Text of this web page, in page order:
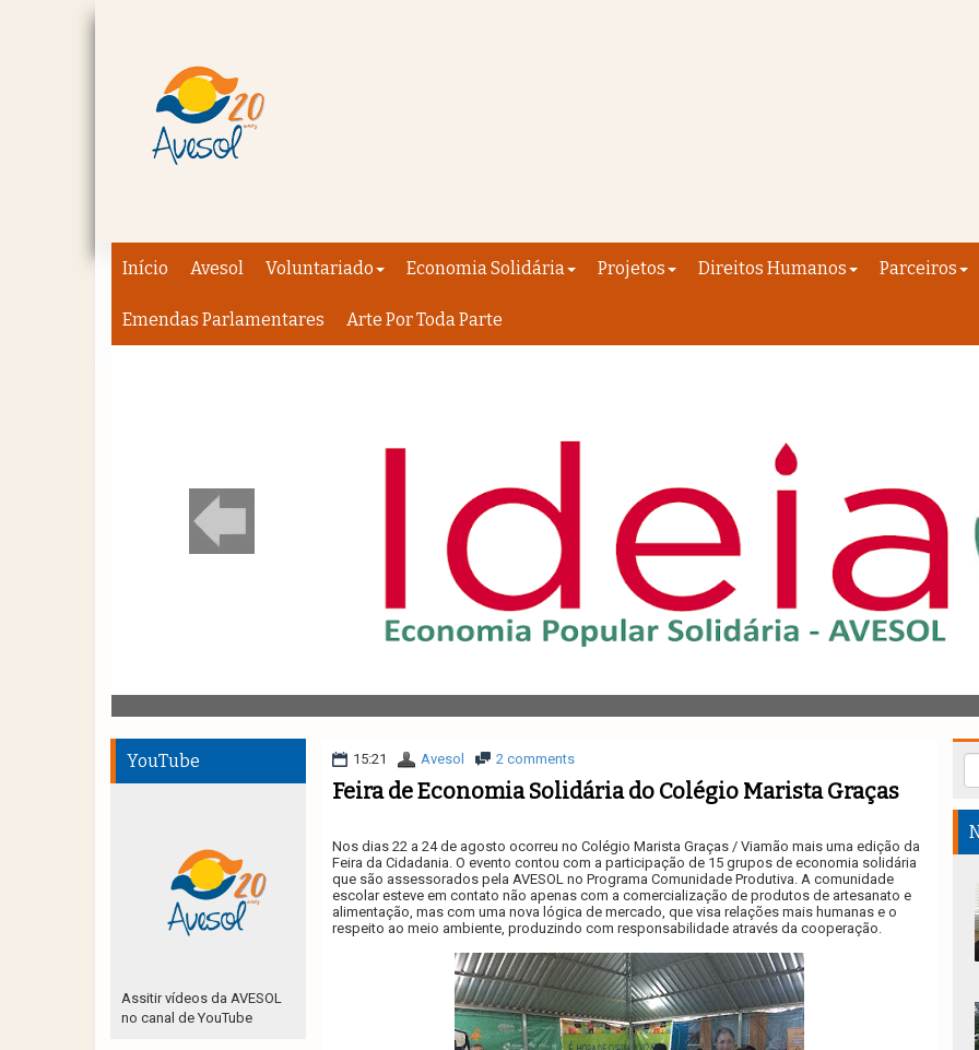
Início Avesol Voluntariado Economia Solidária Projetos Direitos Humanos Parceiros
Emendas Parlamentares Arte Por Toda Parte
15:21 Avesol 2 comments
Feira de Economia Solidária do Colégio Marista Graças
Nos dias 22 a 24 de agosto ocorreu no Colégio Marista Graças / Viamão mais uma edição da
Feira da Cidadania. O evento contou com a participação de 15 grupos de economia solidária
que são assessorados pela AVESOL no Programa Comunidade Produtiva. A comunidade
escolar esteve em contato não apenas com a comercialização de produtos de artesanato e
alimentação, mas com uma nova lógica de mercado, que visa relações mais humanas e o
respeito ao meio ambiente, produzindo com responsabilidade através da cooperação.
YouTube
Assitir vídeos da AVESOL
no canal de YouTube